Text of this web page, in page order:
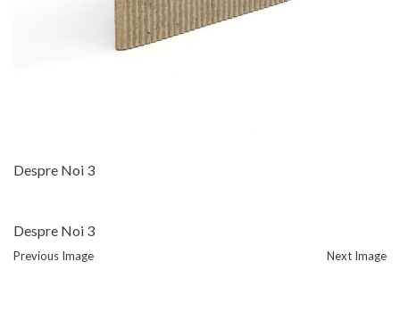
Despre Noi 3
Despre Noi 3
Previous Image Next Image